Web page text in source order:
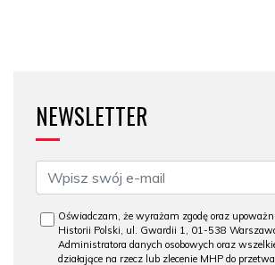
NEWSLETTER
Oświadczam, że wyrażam zgodę oraz
Historii Polski, ul. Gwardii 1, 01-538
Administratora danych osobowych oraz
działające na rzecz lub zlecenie MHP do